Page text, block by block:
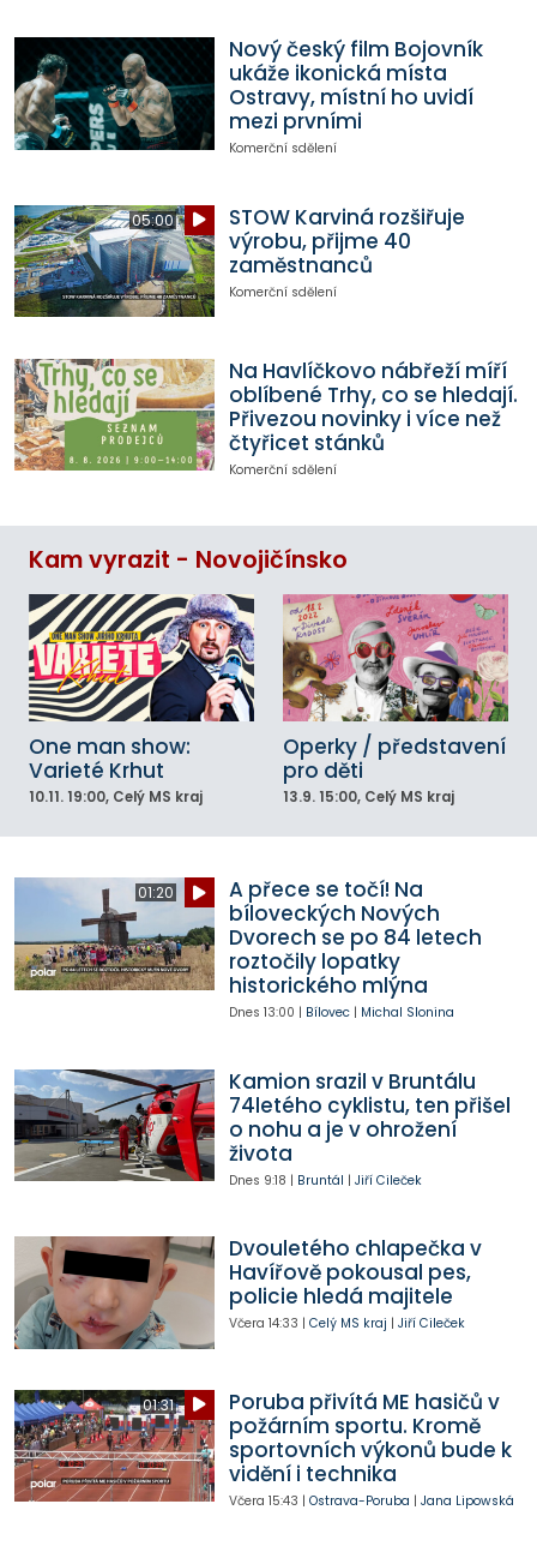
Nový český film Bojovník
ukáže ikonická místa
Ostravy, místní ho uvidí
mezi prvními
Komerční sdělení
05:00
STOW Karviná rozšiřuje
výrobu, přijme 40
zaměstnanců
Komerční sdělení
Na Havlíčkovo nábřeží míří
oblíbené Trhy, co se hledají.
Přivezou novinky i více než
čtyřicet stánků
Komerční sdělení
Kam vyrazit - Novojičínsko
One man show:
Varieté Krhut
10.11. 19:00, Celý MS kraj
Operky / představení
pro děti
13.9. 15:00, Celý MS kraj
01:20
A přece se točí! Na
bíloveckých Nových
Dvorech se po 84 letech
roztočily lopatky
historického mlýna
Dnes 13:00 | Bílovec| Michal Slonina
Kamion srazil v Bruntálu
74letého cyklistu, ten přišel
o nohu a je v ohrožení
života
Dnes 9:18 | Bruntál | Jiří Cileček
Dvouletého chlapečka v
Havířově pokousal pes,
policie hledá majitele
Včera 14:33 | Celý MS kraj | Jiří Cileček
01:31
Poruba přivítá ME hasičů v
požárním sportu. Kromě
sportovních výkonů bude k
vidění i technika
Včera 15:43 | Ostrava-Poruba | Jana Lipowská